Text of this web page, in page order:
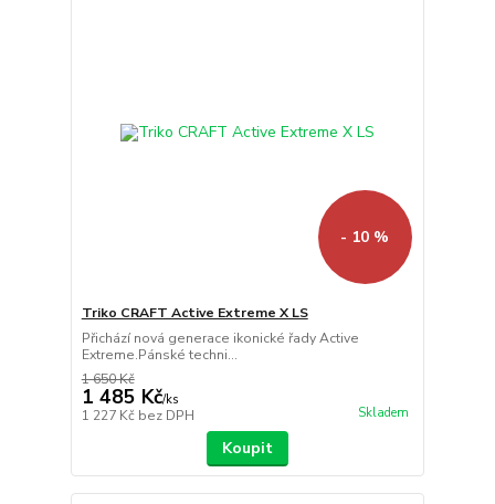
- 10 %
Triko CRAFT Active Extreme X LS
Přichází nová generace ikonické řady Active
Extreme.Pánské techni...
1 650 Kč
1 485 Kč/ks
1 227 Kč bez DPH Skladem
Koupit